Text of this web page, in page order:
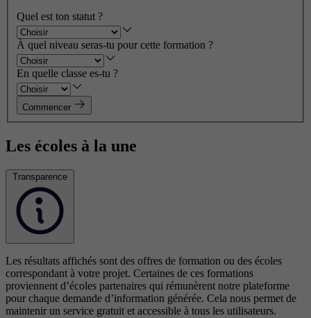
Quel est ton statut ?
À quel niveau seras-tu pour cette formation ?
En quelle classe es-tu ?
Commencer
Les écoles à la une
Transparence
Les résultats affichés sont des offres de formation ou des écoles
correspondant à votre projet. Certaines de ces formations
proviennent d’écoles partenaires qui rémunèrent notre plateforme
pour chaque demande d’information générée. Cela nous permet de
maintenir un service gratuit et accessible à tous les utilisateurs.